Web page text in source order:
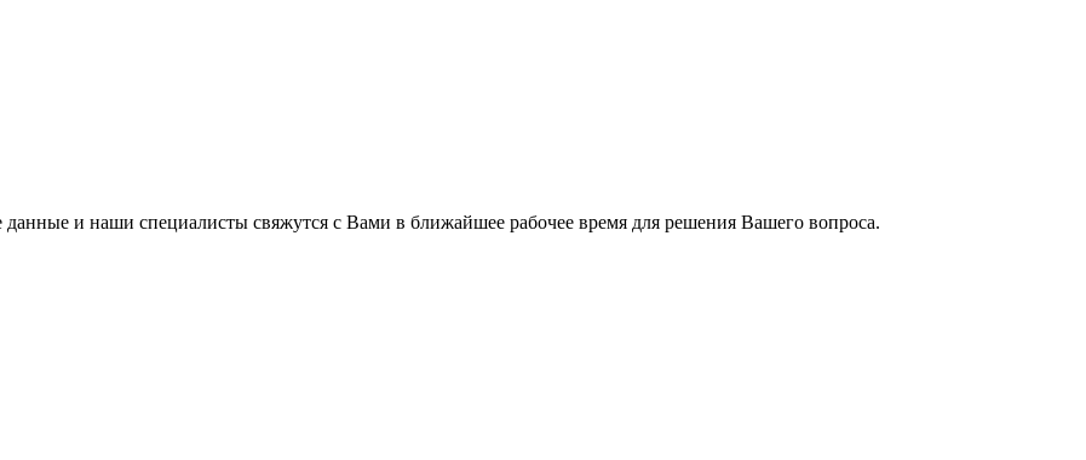
и наши специалисты свяжутся с Вами в ближайшее рабочее время для решения Вашего вопроса.